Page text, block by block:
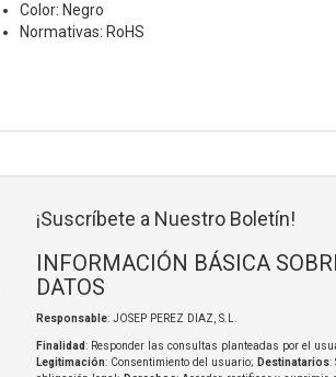
Color: Negro
Normativas: RoHS
¡Suscríbete a Nuestro Boletín!
INFORMACIÓN BÁSICA
DATOS
Responsable: JOSEP PEREZ DIAZ, S.L.
Finalidad: Responder las consultas planteadas por el
Legitimación: Consentimiento del usuario; Destinatarios: